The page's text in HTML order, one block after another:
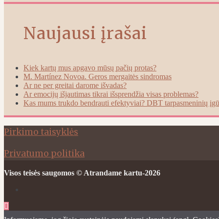
Naujausi įrašai
Kiek kartų mus apgavo mūsų pačių protas?
M. Martínez Novoa. Geros mergaitės sindromas
Ar ne per greitai darome išvadas?
Ar emocijų išjautimas tikrai išsprendžia visas problemas?
Kas mums trukdo bendrauti efektyviai? DBT tarpasmeninių
Pirkimo taisyklės
Privatumo politika
Visos teisės saugomos © Atrandame kartu-2026